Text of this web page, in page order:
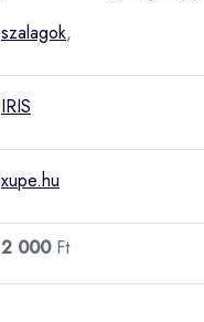
szalagok,
IRIS
xupe.hu
2 000Ft